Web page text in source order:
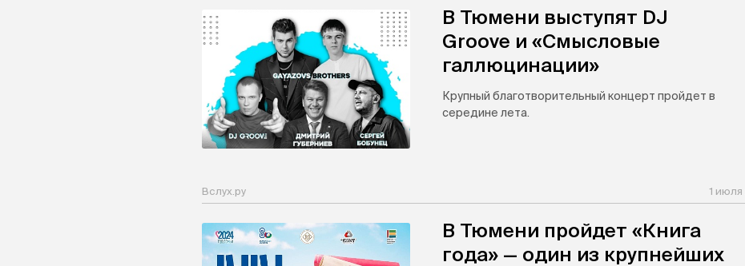
В Тюмени выступят DJ
Groove и «Смысловые
галлюцинации»
Крупный благотворительный концерт пройдет в
середине лета.
Вслух.ру 1
В Тюмени пройдет «Книга
года» — один из крупнейших